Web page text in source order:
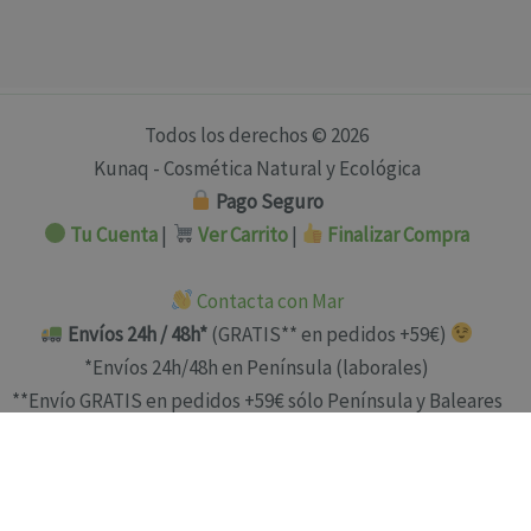
Todos los derechos © 2026
Kunaq - Cosmética Natural y Ecológica
Pago Seguro
Tu Cuenta| Ver Carrito| Finalizar Compra
Contacta con Mar
Envíos 24h / 48h*(GRATIS** en pedidos +59€)
*Envíos 24h/48h en Península (laborales)
**Envío GRATIS en pedidos +59€ sólo Península y Baleares